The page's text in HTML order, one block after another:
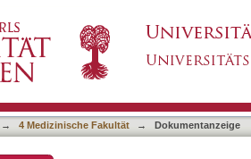
→ 4 Medizinische Fakultät → Dokumentanzeige